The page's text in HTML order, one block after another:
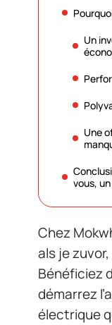
Un
Une
vous,
Chez
als je
Bénéficiez
démarrez
électrique